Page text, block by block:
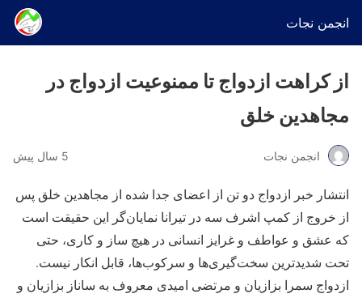
انجمن نجات
از کراهت ازدواج تا ممنوعیت ازدواج در
مجاهدین خلق
انجمن نجات 5 سال پیش
انتشار خبر ازدواج دو تن از اعضای جدا شده از مجاهدین خلق پس
از خروج از کمپ اشرف سه در تیرانا نمایان‌گر این حقیقت است
که عشق و عواطف و غرایز انسانی در هیچ ساز و کاری، حتی
تحت شدیدترین سخت‌گیری‌ها و سرکوب‌ها، قابل انکار نیست.
ازدواج سمرا بزازیان و مرتضی امیدی معروف به ساناز بزازیان و